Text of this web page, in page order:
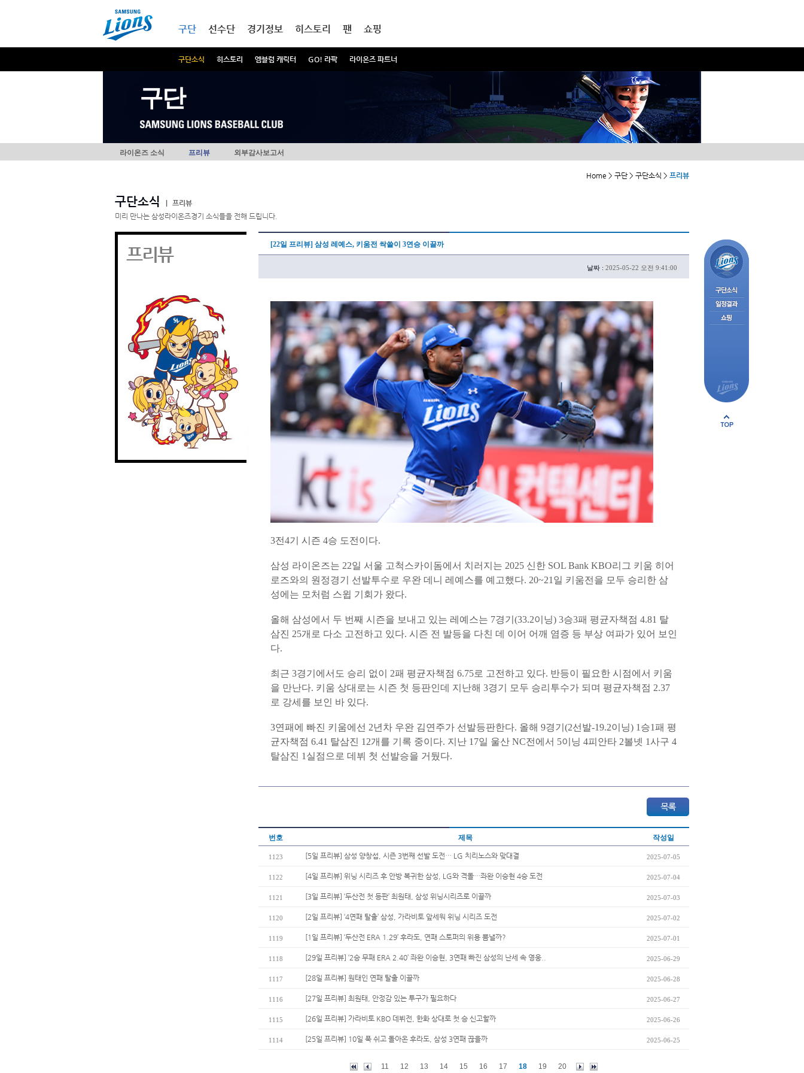
구단
구단소식 히스토리 엠블럼 캐릭터 GO! 라팍 라이온즈 파트너
선수단 경기정보 히스토리 팬 쇼핑
구단
라이온즈 소식 프리뷰 외부감사보고서
Home > 구단 > 구단소식 > 프리뷰
구단소식
프리뷰
미리 만나는 삼성라이온즈경기 소식들을 전해 드립니다.
프리뷰 [22일 프리뷰] 삼성 레예스, 키움전 싹쓸이 3연승 이끌까
날짜 : 2025-05-22 오전 9:41:00
3전4기 시즌 4승 도전이다.
삼성 라이온즈는 22일 서울 고척스카이돔에서 치러지는 2025 신한 SOL Bank KBO리그 키움 히어
로즈와의 원정경기 선발투수로 우완 데니 레예스를 예고했다. 20~21일 키움전을 모두 승리한 삼
성에는 모처럼 스윕 기회가 왔다.
올해 삼성에서 두 번째 시즌을 보내고 있는 레예스는 7경기(33.2이닝) 3승3패 평균자책점 4.81 탈
삼진 25개로 다소 고전하고 있다. 시즌 전 발등을 다친 데 이어 어깨 염증 등 부상 여파가 있어 보인
다.
최근 3경기에서도 승리 없이 2패 평균자책점 6.75로 고전하고 있다. 반등이 필요한 시점에서 키움
을 만난다. 키움 상대로는 시즌 첫 등판인데 지난해 3경기 모두 승리투수가 되며 평균자책점 2.37
로 강세를 보인 바 있다.
3연패에 빠진 키움에선 2년차 우완 김연주가 선발등판한다. 올해 9경기(2선발-19.2이닝) 1승1패 평
균자책점 6.41 탈삼진 12개를 기록 중이다. 지난 17일 울산 NC전에서 5이닝 4피안타 2볼넷 1사구 4
탈삼진 1실점으로 데뷔 첫 선발승을 거뒀다.
번호 제목 작성일
1123 [5일 프리뷰] 삼성 양창섭, 시즌 3번째 선발 도전… LG 치리노스와 맞대결 2025-07-05
1122 [4일 프리뷰] 위닝 시리즈 후 안방 복귀한 삼성, LG와 격돌…좌완 이승현 4승 도전 2025-07-04
1121 [3일 프리뷰] ‘두산전 첫 등판’ 최원태, 삼성 위닝시리즈로 이끌까 2025-07-03
1120 [2일 프리뷰] ‘4연패 탈출’ 삼성, 가라비토 앞세워 위닝 시리즈 도전 2025-07-02
1119 [1일 프리뷰] ‘두산전 ERA 1.29’ 후라도, 연패 스토퍼의 위용 뽐낼까? 2025-07-01
1118 [29일 프리뷰] ‘2승 무패 ERA 2.40’ 좌완 이승현, 3연패 빠진 삼성의 난세 속 영웅.. 2025-06-29
1117 [28일 프리뷰] 원태인 연패 탈출 이끌까 2025-06-28
1116 [27일 프리뷰] 최원태, 안정감 있는 투구가 필요하다 2025-06-27
1115 [26일 프리뷰] 가라비토 KBO 데뷔전, 한화 상대로 첫 승 신고할까 2025-06-26
1114 [25일 프리뷰] 10일 푹 쉬고 돌아온 후라도, 삼성 3연패 끊을까 2025-06-25
11 12 13 14 15 16 17 18 19 20